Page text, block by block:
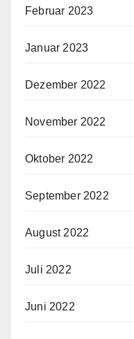
Februar 2023
Januar 2023
Dezember 2022
November 2022
Oktober 2022
September 2022
August 2022
Juli 2022
Juni 2022